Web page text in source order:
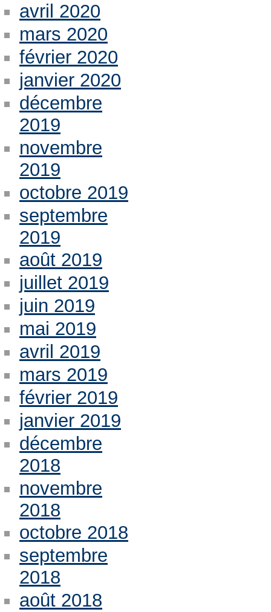
avril 2020
mars 2020
février 2020
janvier 2020
décembre
2019
novembre
2019
octobre 2019
septembre
2019
août 2019
juillet 2019
juin 2019
mai 2019
avril 2019
mars 2019
février 2019
janvier 2019
décembre
2018
novembre
2018
octobre 2018
septembre
2018
août 2018